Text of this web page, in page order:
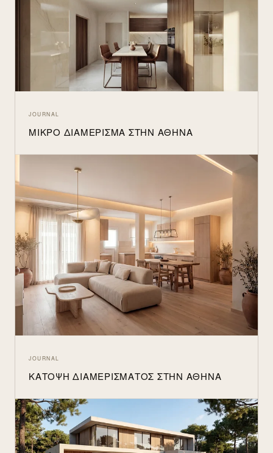
JOURNAL
ΜΙΚΡΌ ΔΙΑΜΈΡΙΣΜΑ ΣΤΗΝ ΑΘΉΝΑ
JOURNAL
ΚΆΤΟΨΗ ΔΙΑΜΕΡΊΣΜΑΤΟΣ ΣΤΗΝ ΑΘΉΝΑ